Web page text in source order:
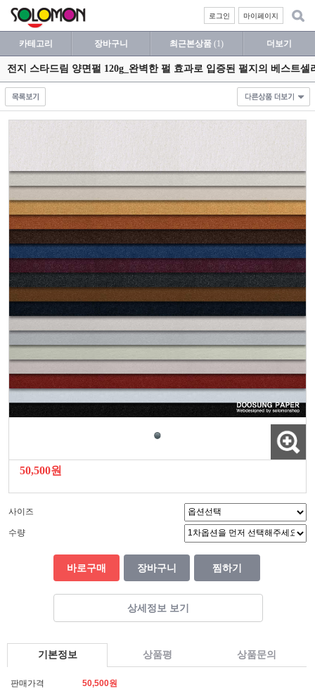
마이페이지
로그인
카테고리 장바구니 최근본상품 (1) 더보기
전지 스타드림 양면펄 120g_완벽한 펄 효과로 입증된 펄지의 베스트셀
50,500원
사이즈
수량
바로구매 장바구니 찜하기
상세정보 보기
기본정보 상품평 상품문의
판매가격
50,500원